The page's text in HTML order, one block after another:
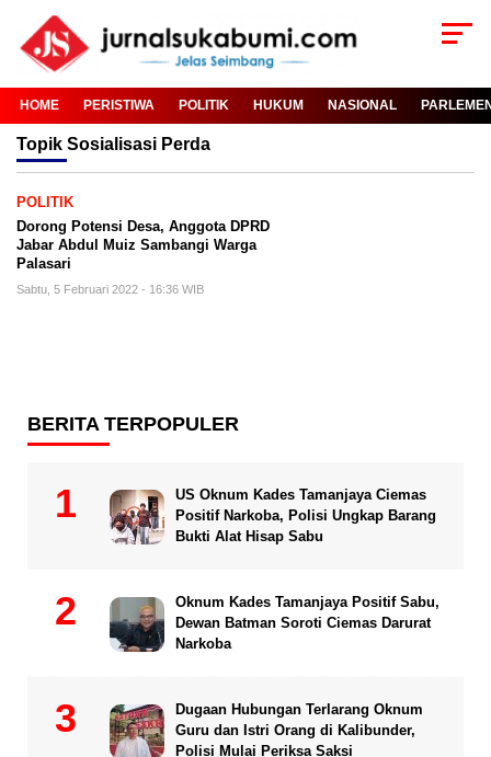
HOME PERISTIWA POLITIK HUKUM NASIONAL
Topik Sosialisasi Perda
POLITIK
Dorong Potensi Desa, Anggota DPRD
Jabar Abdul Muiz Sambangi Warga
Palasari
Sabtu, 5 Februari 2022 - 16:36 WIB
BERITA TERPOPULER
US Oknum Kades Tamanjaya Ciemas
Positif Narkoba, Polisi Ungkap Barang
Bukti Alat Hisap Sabu
Oknum Kades Tamanjaya Positif Sabu,
Dewan Batman Soroti Ciemas Darurat
Narkoba
Dugaan Hubungan Terlarang Oknum
Guru dan Istri Orang di Kalibunder,
Polisi Mulai Periksa Saksi